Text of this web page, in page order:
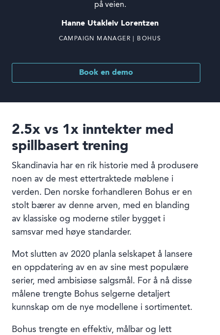
på veien.
Hanne Utakleiv Lorentzen
CAMPAIGN MANAGER | BOHUS
Book en demo
2.5x vs 1x inntekter med
spillbasert trening
Skandinavia har en rik historie med å produsere
noen av de mest ettertraktede møblene i
verden. Den norske forhandleren Bohus er en
stolt bærer av denne arven, med en blanding
av klassiske og moderne stiler bygget i
samsvar med høye standarder.
Mot slutten av 2020 planla selskapet å lansere
en oppdatering av en av sine mest populære
serier, med ambisiøse salgsmål. For å nå disse
målene trengte Bohus selgerne detaljert
kunnskap om de nye modellene i sortimentet.
Bohus trengte en effektiv, målbar og lett